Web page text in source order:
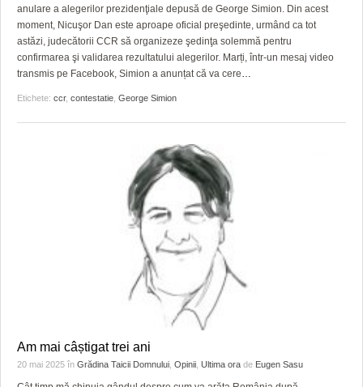
anulare a alegerilor prezidenţiale depusă de George Simion. Din acest
moment, Nicuşor Dan este aproape oficial preşedinte, urmând ca tot
astăzi, judecătorii CCR să organizeze şedinţa solemmă pentru
confirmarea şi validarea rezultatului alegerilor. Marți, într-un mesaj video
transmis pe Facebook, Simion a anunțat că va cere…
Etichete: ccr, contestatie, George Simion
Am mai câștigat trei ani
20 mai 2025 în Grădina Taicii Domnului Opinii Ultima ora de Eugen Sasu